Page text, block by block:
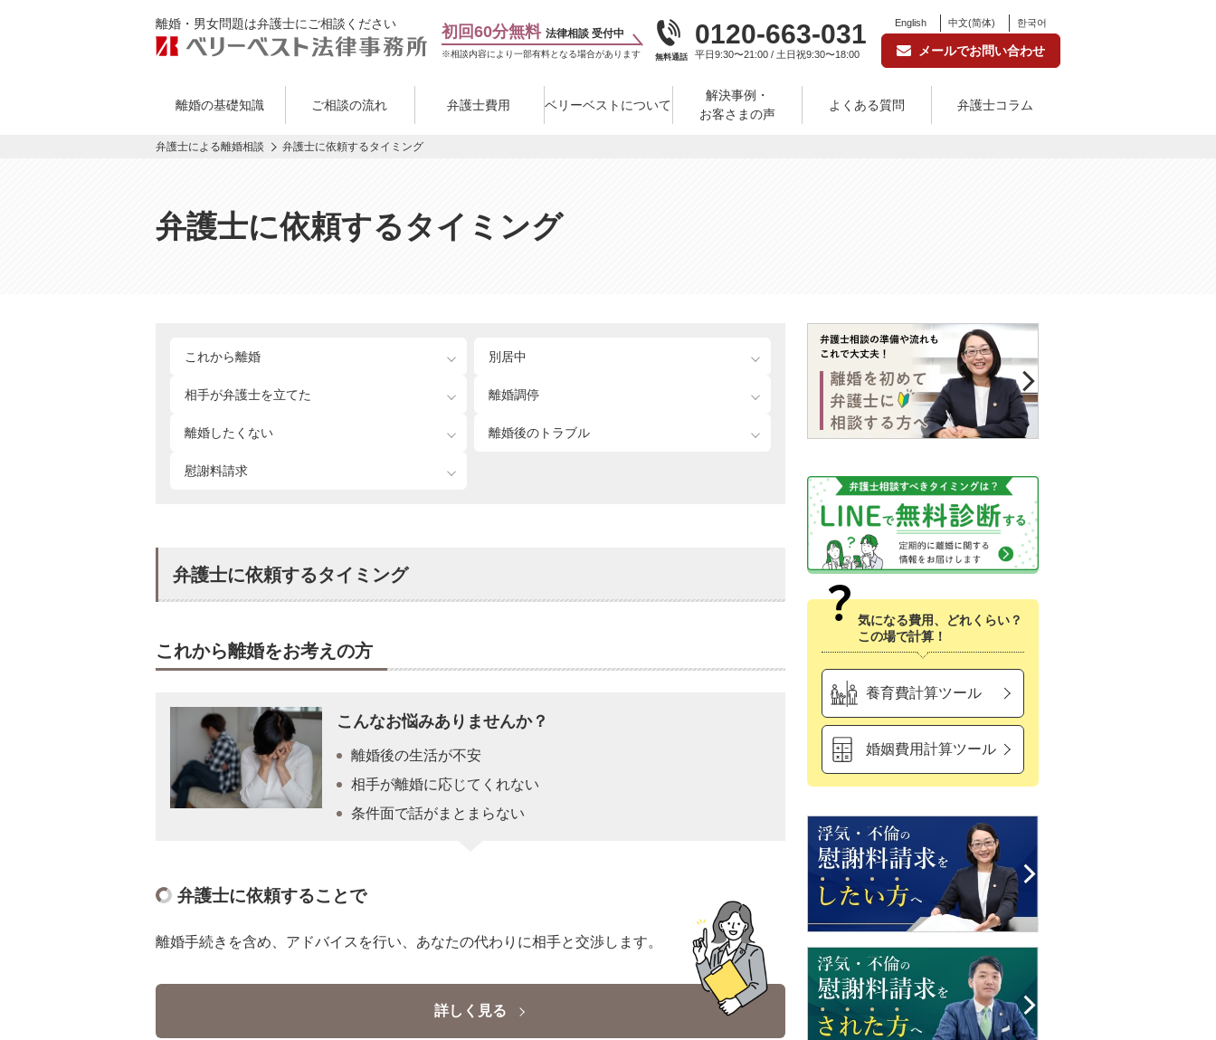
離婚・男女問題は弁護士にご相談ください 初回60分無料 法律相談 受付中
※相談内容により一部有料となる場合があります 無料通話
0120-663-031
平日9:30〜21:00 / 土日祝9:30〜18:00
English 中文(简体) 한국어
メールでお問い合わせ
離婚の基礎知識 ご相談の流れ 弁護士費用 ベリーベストについて
解決事例・
お客さまの声
よくある質問 弁護士コラム
弁護士による離婚相談 弁護士に依頼するタイミング
弁護士に依頼するタイミング
これから離婚 別居中
相手が弁護士を立てた 離婚調停
離婚したくない 離婚後のトラブル
慰謝料請求
弁護士に依頼するタイミング
これから離婚をお考えの方
こんなお悩みありませんか？
離婚後の生活が不安
相手が離婚に応じてくれない
条件面で話がまとまらない
弁護士に依頼することで
離婚手続きを含め、アドバイスを行い、あなたの代わりに相手と交渉します。
詳しく見る
気になる費用、どれくらい？
この場で計算！
養育費計算ツール
婚姻費用計算ツール